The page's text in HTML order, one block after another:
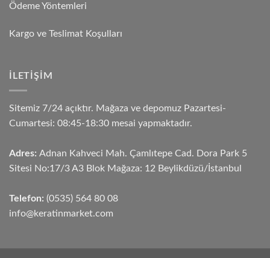
Ödeme Yöntemleri
Kargo ve Teslimat Koşulları
İLETIŞIM
Sitemiz 7/24 açıktır. Mağaza ve depomuz Pazartesi-
Cumartesi: 08:45-18:30 mesai yapmaktadır.
Adres: Adnan Kahveci Mah. Çamlıtepe Cad. Dora Park 5
Sitesi No:17/3 A3 Blok Mağaza: 12 Beylikdüzü/İstanbul
Telefon: (0535) 564 80 08
info@keratinmarket.com